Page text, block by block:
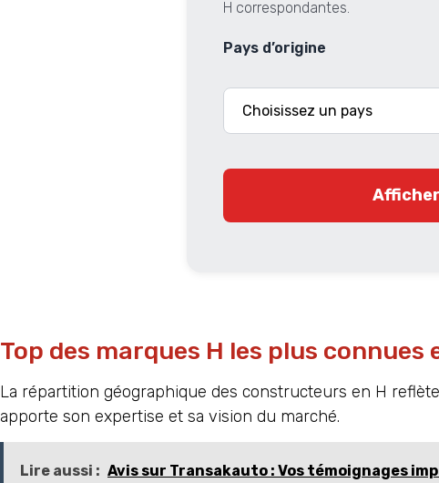
H correspondantes.
Pays d’origine
Top des marques H les plus connues
La répartition géographique des constructeurs en H
apporte son expertise et sa vision du marché.
Lire aussi : Avis sur Transakauto : Vos témoignages